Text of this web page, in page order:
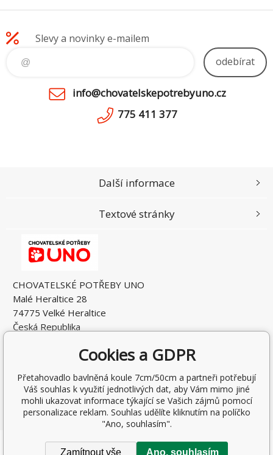
Slevy a novinky e-mailem
odebírat
info@chovatelskepotrebyuno.cz
775 411 377
CHOVATELSKÉ POTŘEBY UNO
Malé Heraltice 28
74775 Velké Heraltice
Česká Republika
DIČ: CZ7405265549
Další informace
Textové stránky
Copyright © 2026 Rostislav Hňátek
Cookies a GDPR
Přetahovadlo bavlněná koule 7cm/50cm a partneři potřebují
Váš souhlas k využití jednotlivých dat, aby Vám mimo jiné
mohli ukazovat informace týkající se Vašich zájmů pomocí
personalizace reklam. Souhlas udělíte kliknutím na políčko
"Ano, souhlasím".
Zamítnout vše Ano, souhlasím